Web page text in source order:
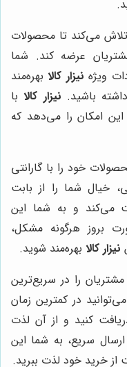
می‌کند تا محصولات
عرضه کند. شما
ویژه نیزار کالابهره‌مند
باشید. نیزار کالابا
این امکان را می‌دهد که
خود را با گارانتی
خیال شما را از بابت
می‌کند و به شما این
بروز هرگونه مشکل،
نیزار کالا بهره‌مند شوید.
را در سریع‌ترین
در کمترین زمان
کنید و از آن لذت
سریع، به شما این
خرید خود لذت ببرید.